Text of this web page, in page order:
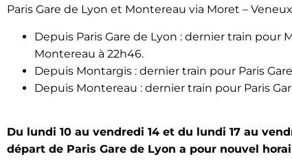
Paris Gare de Lyon et Montereau via Moret –
Depuis Paris Gare de Lyon : dernier train pour
Montereau à 22h46.
Depuis Montargis : dernier train pour Paris
Depuis Montereau : dernier train pour Paris
Du lundi 10 au vendredi 14 et du lundi 17 au
départ de Paris Gare de Lyon a pour nouvel